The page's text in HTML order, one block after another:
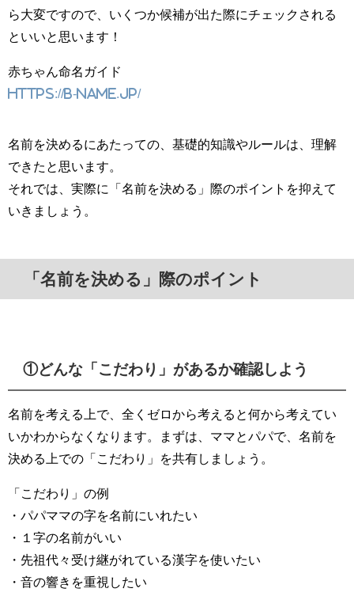
ら大変ですので、いくつか候補が出た際にチェックされる
といいと思います！
赤ちゃん命名ガイド
https://b-name.jp/
名前を決めるにあたっての、基礎的知識やルールは、理解
できたと思います。
それでは、実際に「名前を決める」際のポイントを抑えて
いきましょう。
「名前を決める」際のポイント
①どんな「こだわり」があるか確認しよう
名前を考える上で、全くゼロから考えると何から考えてい
いかわからなくなります。まずは、ママとパパで、名前を
決める上での「こだわり」を共有しましょう。
「こだわり」の例
・パパママの字を名前にいれたい
・１字の名前がいい
・先祖代々受け継がれている漢字を使いたい
・音の響きを重視したい